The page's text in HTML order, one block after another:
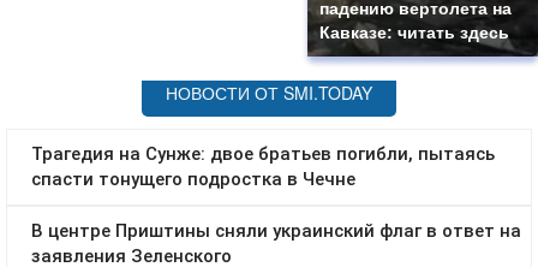
падению вертолета на
Кавказе: читать здесь